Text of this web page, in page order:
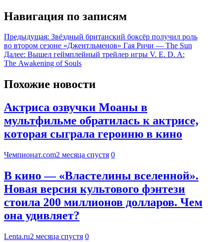
Навигация по записям
Предыдущая: Звёздный британский боксёр получил роль
во втором сезоне «Джентльменов» Гая Ричи — The Sun
Далее: Вышел геймплейный трейлер игры V. E. D. A:
The Awakening of Souls
Похожие новости
Актриса озвучки Моаны в
мультфильме обратилась к актрисе,
которая сыграла героиню в кино
Чемпионат.com2 месяца спустя 0
В кино — «Властелины вселенной».
Новая версия культового фэнтези
стоила 200 миллионов долларов. Чем
она удивляет?
Lenta.ru2 месяца спустя 0